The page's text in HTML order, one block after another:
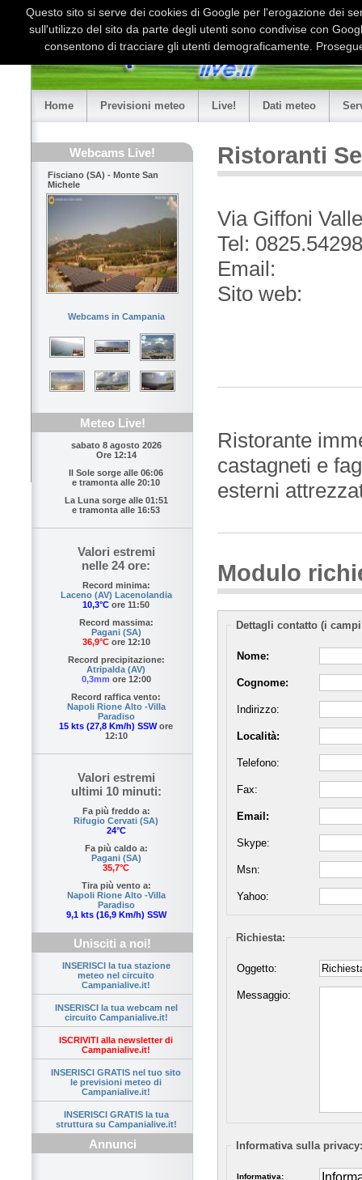
Home Previsioni meteo Live! Dati meteo
Webcams Live!
Fisciano (SA) - Monte San
Michele
Webcams in Campania
Meteo Live!
sabato 8 agosto 2026
Ore 12:14
Il Sole sorge alle 06:06
e tramonta alle 20:10
La Luna sorge alle 01:51
e tramonta alle 16:53
Valori estremi
nelle 24 ore:
Record minima:
Laceno (AV) Lacenolandia
10,3°C ore 11:50
Record massima:
Pagani (SA)
36,9°Core 12:10
Record precipitazione:
Atripalda (AV)
0,3mm ore 12:00
Record raffica vento:
Napoli Rione Alto -Villa
Paradiso
15 kts (27,8 Km/h) SSWore
12:10
Valori estremi
ultimi 10 minuti:
Fa più freddo a:
Rifugio Cervati (SA)
24°C
Fa più caldo a:
Pagani (SA)
35,7°C
Tira più vento a:
Napoli Rione Alto -Villa
Paradiso
9,1 kts (16,9 Km/h) SSW
Unisciti a noi!
INSERISCI la tua stazione
meteo nel circuito
Campanialive.it!
INSERISCI la tua webcam nel
circuito Campanialive.it!
ISCRIVITI alla newsletter di
Campanialive.it!
INSERISCI GRATIS nel tuo sito
le previsioni meteo di
Campanialive.it!
INSERISCI GRATIS la tua
struttura su Campanialive.it!
Annunci
Ristoranti
Via Giffoni
Tel:
Email:
Sito web:
Ristorante
castagneti e
esterni
Modulo
Dettagli contatto (i
Nome:
Cognome:
Indirizzo:
Località:
Telefono:
Fax:
Email:
Skype:
Msn:
Yahoo:
Richiesta:
Oggetto:
Messaggio:
Informativa sulla privacy:
Informativa:
Questo sito si serve dei cookies di Google per l'erogazione dei
sull'utilizzo del sito da parte degli utenti sono condivise con
consentono di tracciare gli utenti demograficamente.